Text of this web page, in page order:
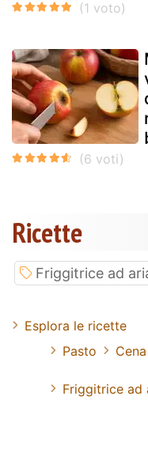
Ricette
Friggitrice ad
Esplora le ricette
Pasto
Cena
Friggitrice ad